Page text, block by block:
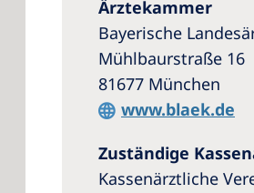
Ärztekammer
Bayerische
Mühlbaurstraße 16
81677 München
www.blaek.de
Zuständige
Kassenärztliche